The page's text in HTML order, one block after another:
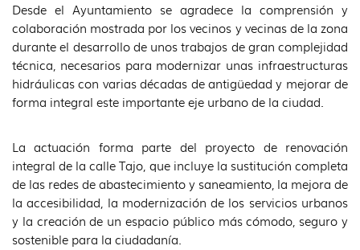
Desde el Ayuntamiento se agradece la comprensión y
colaboración mostrada por los vecinos y vecinas de la zona
durante el desarrollo de unos trabajos de gran complejidad
técnica, necesarios para modernizar unas infraestructuras
hidráulicas con varias décadas de antigüedad y mejorar de
forma integral este importante eje urbano de la ciudad.
La actuación forma parte del proyecto de renovación
integral de la calle Tajo, que incluye la sustitución completa
de las redes de abastecimiento y saneamiento, la mejora de
la accesibilidad, la modernización de los servicios urbanos
y la creación de un espacio público más cómodo, seguro y
sostenible para la ciudadanía.